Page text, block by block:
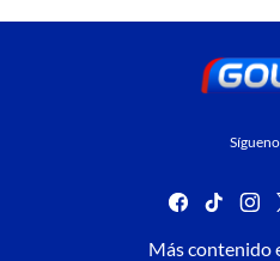
facebook
tiktok
Más contenido